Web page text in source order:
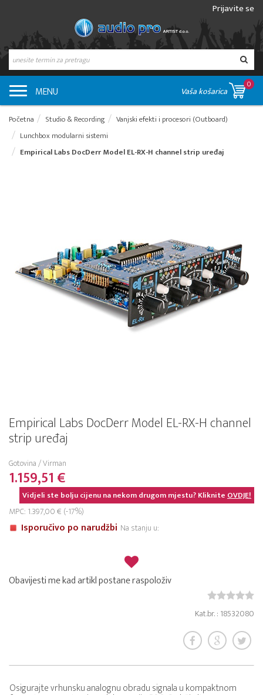
Prijavite se
MENU Vaša košarica
0
Početna Studio & Recording
Vanjski efekti i procesori (Outboard)
Lunchbox modularni sistemi
Empirical Labs DocDerr Model EL-RX-H channel strip uređaj
Empirical Labs DocDerr Model EL-RX-H channel
strip uređaj
Gotovina / Virman
1.159,51 €
Vidjeli ste bolju cijenu na nekom drugom mjestu? KlikniteOVDJE!
MPC: 1.397,00 € (-17%)
Isporučivo po narudžbi Na stanju u:
Obavijesti me kad artikl postane raspoloživ
Kat.br. : 18532080
Osigurajte vrhunsku analognu obradu signala u kompaktnom